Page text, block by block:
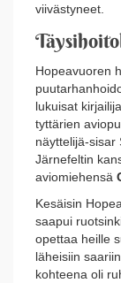
viivästyneet.
Hopeavuoren
lukuisat
tyttärien
näyttelijä-sisar
Järnefeltin
aviomiehensä
Kesäisin
saapui
opettaa heille
läheisiin
kohteena oli